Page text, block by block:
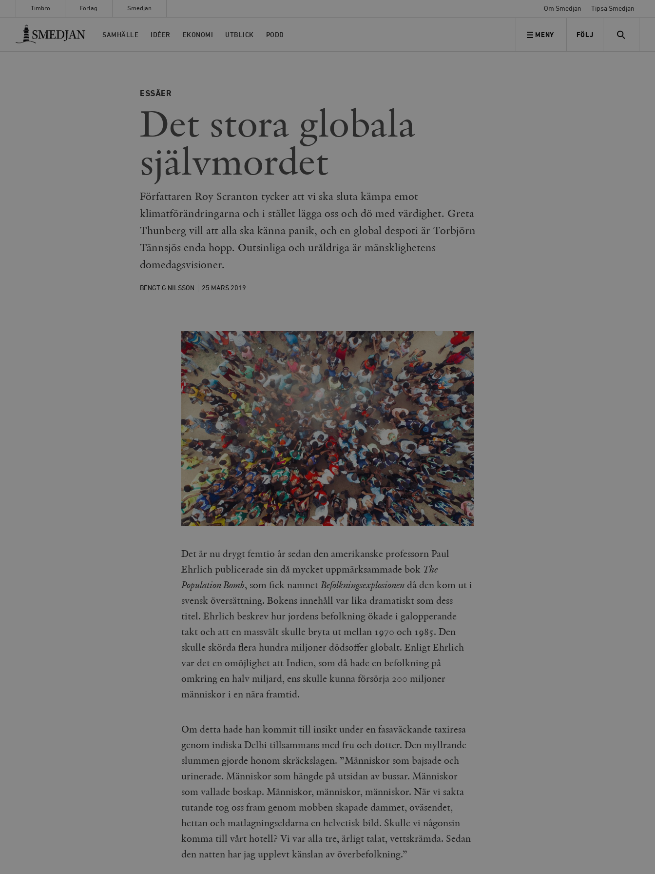
Timbro Förlag Smedjan Om Smedjan Tipsa Smedjan
Timbro
SAMHÄLLE IDÉER EKONOMI UTBLICK PODD MENY FÖLJ
FÖLJ OSS SEARCH
ESSÄER
Det stora globala
självmordet
Författaren Roy Scranton tycker att vi ska sluta kämpa emot
klimatförändringarna och i stället lägga oss och dö med värdighet. Greta
Thunberg vill att alla ska känna panik, och en global despoti är Torbjörn
Tännsjös enda hopp. Outsinliga och uråldriga är mänsklighetens
domedagsvisioner.
BENGT G NILSSON 25 MARS 2019
Det är nu drygt femtio år sedan den amerikanske professorn Paul
Ehrlich publicerade sin då mycket uppmärksammade bok The
Population Bomb, som fick namnetBefolkningsexplosionen då den kom ut i
svensk översättning. Bokens innehåll var lika dramatiskt som dess
titel. Ehrlich beskrev hur jordens befolkning ökade i galopperande
takt och att en massvält skulle bryta ut mellan 1970 och 1985. Den
skulle skörda flera hundra miljoner dödsoffer globalt. Enligt Ehrlich
var det en omöjlighet att Indien, som då hade en befolkning på
omkring en halv miljard, ens skulle kunna försörja 200 miljoner
människor i en nära framtid.
Om detta hade han kommit till insikt under en fasaväckande taxiresa
genom indiska Delhi tillsammans med fru och dotter. Den myllrande
slummen gjorde honom skräckslagen. ”Människor som bajsade och
urinerade. Människor som hängde på utsidan av bussar. Människor
som vallade boskap. Människor, människor, människor. När vi sakta
tutande tog oss fram genom mobben skapade dammet, oväsendet,
hettan och matlagningseldarna en helvetisk bild. Skulle vi någonsin
komma till vårt hotell? Vi var alla tre, ärligt talat, vettskrämda. Sedan
den natten har jag upplevt känslan av överbefolkning.”